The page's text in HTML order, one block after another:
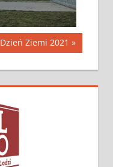
Dzień Ziemi 2021